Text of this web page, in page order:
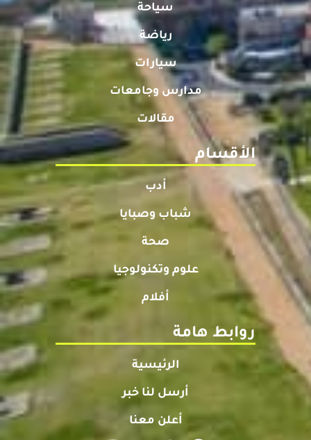
سياحة
رياضة
سيارات
مدارس وجامعات
مقالات
الأقسام
أدب
شباب وصبايا
صحة
علوم وتكنولوجيا
أفلام
روابط هامة
الرئيسية
أرسل لنا خبر
أعلن معنا